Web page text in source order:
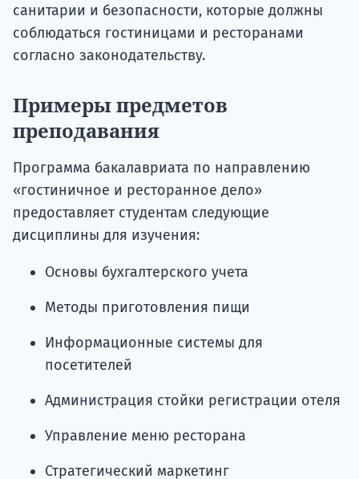
санитарии и безопасности, которые должны
соблюдаться гостиницами и ресторанами
согласно законодательству.
Примеры предметов
преподавания
Программа бакалавриата по направлению
«гостиничное и ресторанное дело»
предоставляет студентам следующие
дисциплины для изучения:
Основы бухгалтерского учета
Методы приготовления пищи
Информационные системы для
посетителей
Администрация стойки регистрации отеля
Управление меню ресторана
Стратегический маркетинг